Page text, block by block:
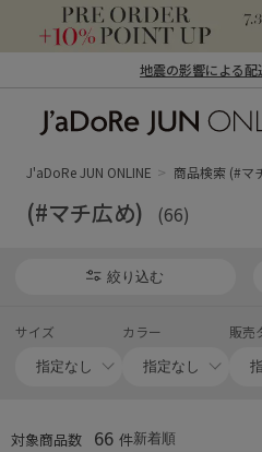
地震の影響による配
ン オンライン）
J'aDoRe JUN ONLINE 商品検索 (#マ
(#マチ広め) (66)
絞り込む
サイズ カラー 販売
対象商品数 66 件